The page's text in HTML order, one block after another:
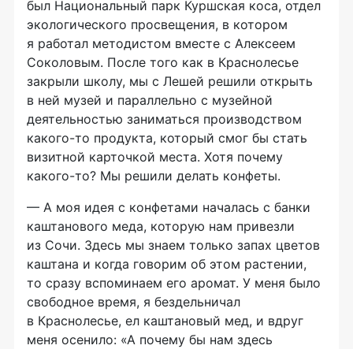
был Национальный парк Куршская коса, отдел
экологического просвещения, в котором
я работал методистом вместе с Алексеем
Соколовым. После того как в Краснолесье
закрыли школу, мы с Лешей решили открыть
в ней музей и параллельно с музейной
деятельностью заниматься производством
какого-то продукта, который смог бы стать
визитной карточкой места. Хотя почему
какого-то? Мы решили делать конфеты.
— А моя идея с конфетами началась с банки
каштанового меда, которую нам привезли
из Сочи. Здесь мы знаем только запах цветов
каштана и когда говорим об этом растении,
то сразу вспоминаем его аромат. У меня было
свободное время, я бездельничал
в Краснолесье, ел каштановый мед, и вдруг
меня осенило: «А почему бы нам здесь